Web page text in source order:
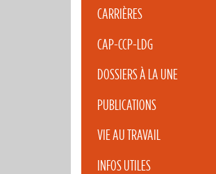
CARRIÈRES
CAP-CCP-LDG
DOSSIERS À LA UNE
PUBLICATIONS
VIE AU TRAVAIL
INFOS UTILES